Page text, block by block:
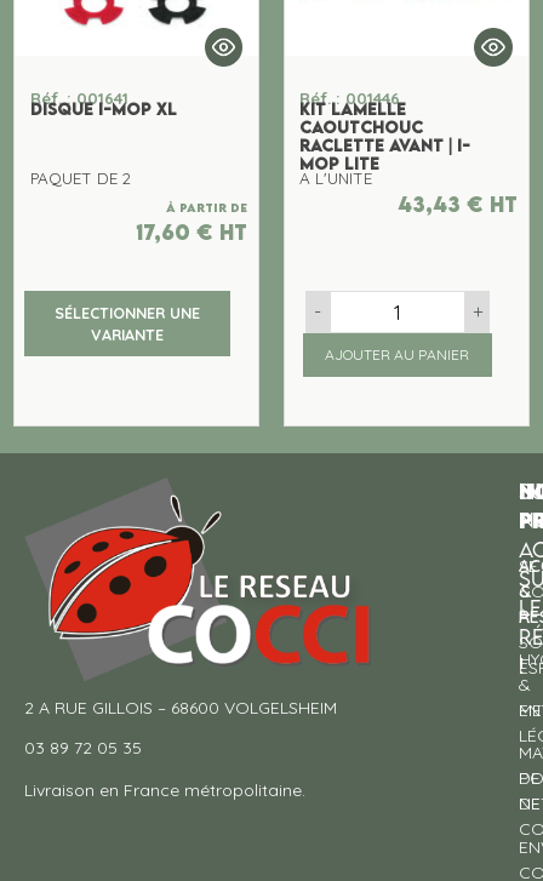
Réf. : 001641
DISQUE I-MOP XL
PAQUET DE 2
À partir de
17,60 € ht
SÉLECTIONNER UNE
VARIANTE
Réf. : 001446
KIT LAMELLE
CAOUTCHOUC
RACLETTE AVANT | I-
MOP LITE
A L'UNITE
43,43 € ht
- +
AJOUTER AU PANIER
2 A RUE GILLOIS – 68600 VOLGELSHEIM
03 89 72 05 35
Livraison en France métropolitaine.
&
&
DE
SE
À
DE
!